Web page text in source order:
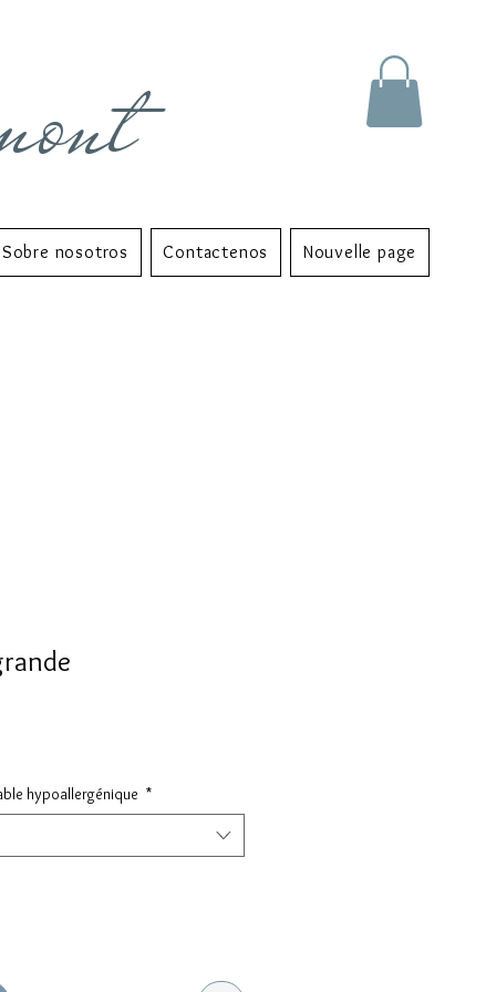
Sobre nosotros Contactenos Nouvelle page
hypoallergénique *